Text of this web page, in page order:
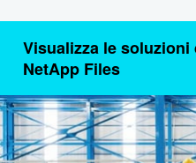
Visualizza le
NetApp Files